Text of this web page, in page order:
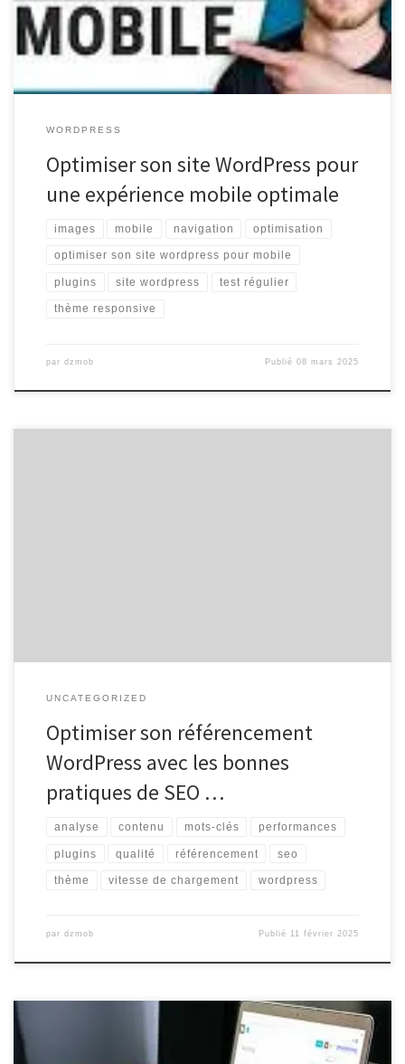
plateformes. Voici quelques conseils pour rendre votre site plus
convivial sur les smartphones et […]
WORDPRESS
Optimiser son site WordPress pour
une expérience mobile optimale
images mobile navigation optimisation
optimiser son site wordpress pour mobile
plugins site wordpress test régulier
thème responsive
par dzmob Publié08 mars 2025
UNCATEGORIZED
Optimiser son référencement
WordPress avec les bonnes
pratiques de SEO …
analyse contenu mots-clés performances
plugins qualité référencement seo
thème vitesse de chargement wordpress
par dzmob Publié 11 février 2025